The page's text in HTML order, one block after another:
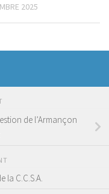
2025
de l’Armançon
la C.C.S.A.